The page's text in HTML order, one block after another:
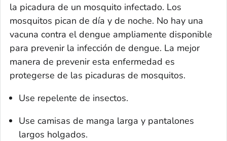
la picadura de un mosquito infectado. Los
mosquitos pican de día y de noche. No hay una
vacuna contra el dengue ampliamente disponible
para prevenir la infección de dengue. La mejor
manera de prevenir esta enfermedad es
protegerse de las picaduras de mosquitos.
Use repelente de insectos.
Use camisas de manga larga y pantalones
largos holgados.